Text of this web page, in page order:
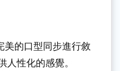
美的口型同步進行敘
性化的感覺。